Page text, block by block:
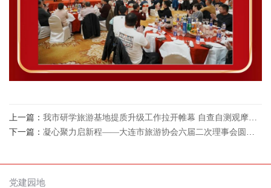
上一篇： 我市研学旅游基地提质升级工作拉开帷幕 自查自测观摩会首选大连华夏文化体验馆
下一篇： 凝心聚力启新程——大连市旅游协会六届二次理事会圆满举行
党建园地